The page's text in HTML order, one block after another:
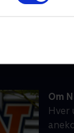
Om
Hver